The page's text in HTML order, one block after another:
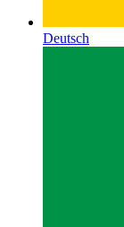
Deutsch